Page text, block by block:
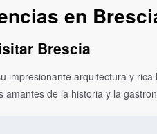
en
Brescia
impresionante arquitectura y
amantes de la historia y la